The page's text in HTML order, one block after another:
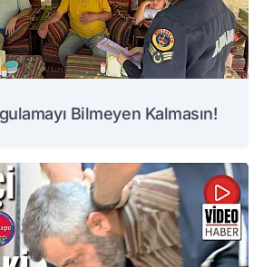
Bilmeyen Kalmasın!